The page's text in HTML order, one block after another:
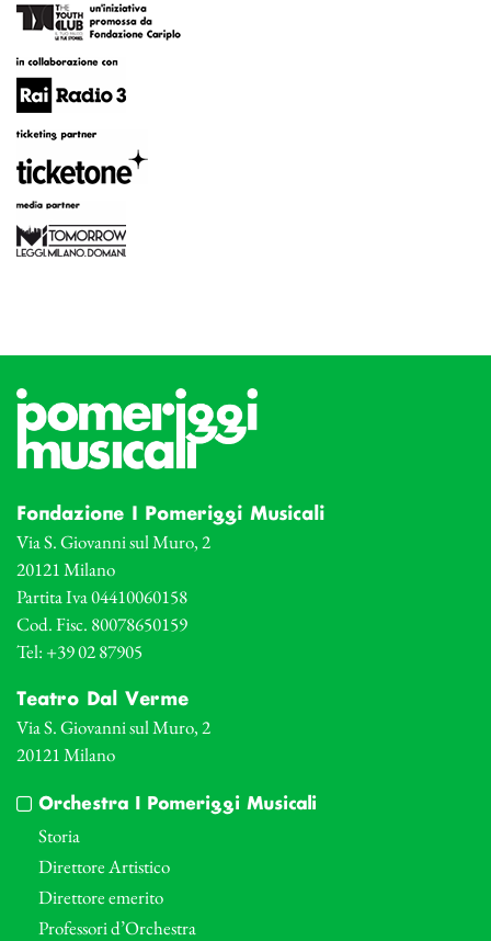
Fondazione I Pomeriggi Musicali
Via S. Giovanni sul Muro, 2
20121 Milano
Partita Iva 04410060158
Cod. Fisc. 80078650159
Tel: +39 02 87905
Teatro Dal Verme
Via S. Giovanni sul Muro, 2
20121 Milano
Orchestra I Pomeriggi Musicali
Storia
Direttore Artistico
Direttore emerito
Professori d’Orchestra